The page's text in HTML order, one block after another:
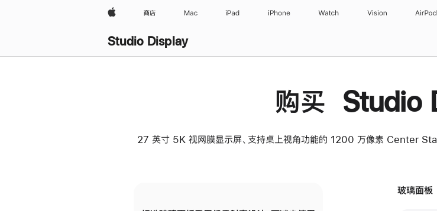
Apple 商店 Mac iPad iPhone Watch Vision
Studio Display
购买 Studio
27 英寸 5K 视网膜显示屏、支持桌上视角功能的 1200 万像素 Center
玻璃面板